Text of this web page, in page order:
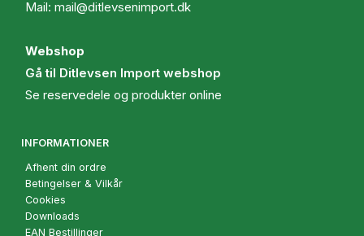
Mail: mail@ditlevsenimport.dk
Webshop
Gå til Ditlevsen Import webshop
Se reservedele og produkter online
INFORMATIONER
Afhent din ordre
Betingelser & Vilkår
Cookies
Downloads
EAN Bestillinger